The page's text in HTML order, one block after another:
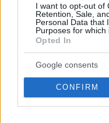
I want to opt-out of
Retention, Sale,
Personal Data that
Purposes for which
Opted In
Google consents
CONFIRM
Το ζήτημα, σε
κοινή γνώμη στις
είχαν θέσει στο
πιέζοντας με
απόφασης του 1973.